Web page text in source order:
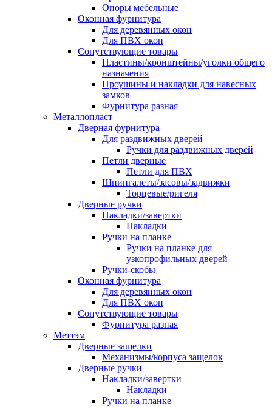
Опоры мебельные
Оконная фурнитура
Для деревянных окон
Для ПВХ окон
Сопутствующие товары
Пластины/кронштейны/уголки общего
назначения
Проушины и накладки для навесных
замков
Фурнитура разная
Металлопласт
Дверная фурнитура
Для раздвижных дверей
Ручки для раздвижных дверей
Петли дверные
Петли для ПВХ
Шпингалеты/засовы/задвижки
Торцевые/ригеля
Дверные ручки
Накладки/завертки
Накладки
Ручки на планке
Ручки на планке для
узкопрофильных дверей
Ручки-скобы
Оконная фурнитура
Для деревянных окон
Для ПВХ окон
Сопутствующие товары
Фурнитура разная
Меттэм
Дверные защелки
Механизмы/корпуса защелок
Дверные ручки
Накладки/завертки
Накладки
Ручки на планке